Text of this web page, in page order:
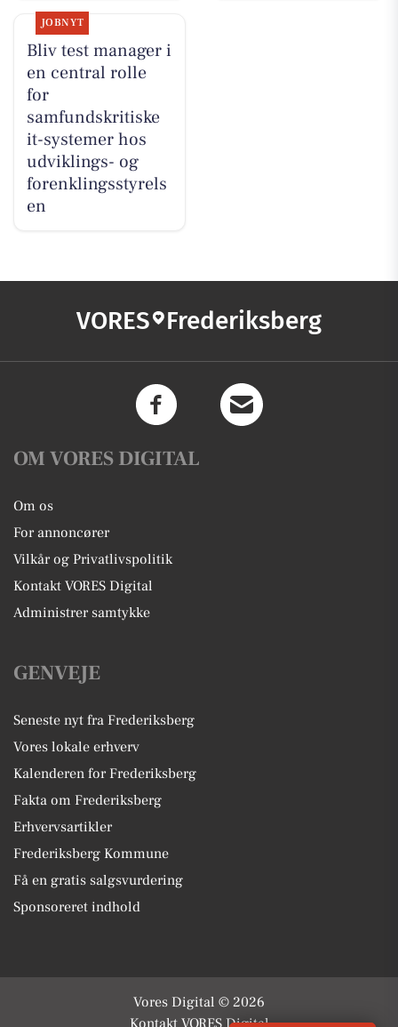
JOBNYT
Bliv test manager i
en central rolle
for
samfundskritiske
it-systemer hos
udviklings- og
forenklingsstyrels
en
VORES Frederiksberg
OM VORES DIGITAL
Om os
For annoncører
Vilkår og Privatlivspolitik
Kontakt VORES Digital
Administrer samtykke
GENVEJE
Seneste nyt fra Frederiksberg
Vores lokale erhverv
Kalenderen for Frederiksberg
Fakta om Frederiksberg
Erhvervsartikler
Frederiksberg Kommune
Få en gratis salgsvurdering
Sponsoreret indhold
Vores Digital © 2026
Kontakt VORES Digital